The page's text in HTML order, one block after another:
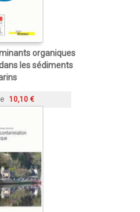
organiques
les sédiments
10,10 €